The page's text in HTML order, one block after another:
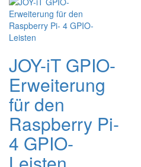
JOY-iT GPIO-
Erweiterung
für den
Raspberry Pi-
4 GPIO-